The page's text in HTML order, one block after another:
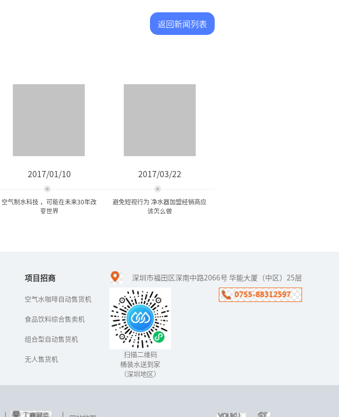
返回新闻列表
2017/01/10
空气制水科技 ，可能在未来30年改
变世界
空气制水是为了解决水资
空气制水顾名思义就是从
经推出，大多数人都对空
2017/03/22
避免短视行为 净水器加盟经销商应
该怎么做
水污染日益严峻、企业热
情参与，公众健康饮水的
意识提升将持续为净水行
业发展“保驾护航”。但
是从当前净水市场容量来
看，在中国...
项目招商
空气水咖啡自动售货机
食品饮料综合售卖机
组合型自动售货机
无人售货机
深圳市福田区深南中路2066号 华能大厦（中区）25层
扫描二维码
桶装水送到家
（深圳地区）